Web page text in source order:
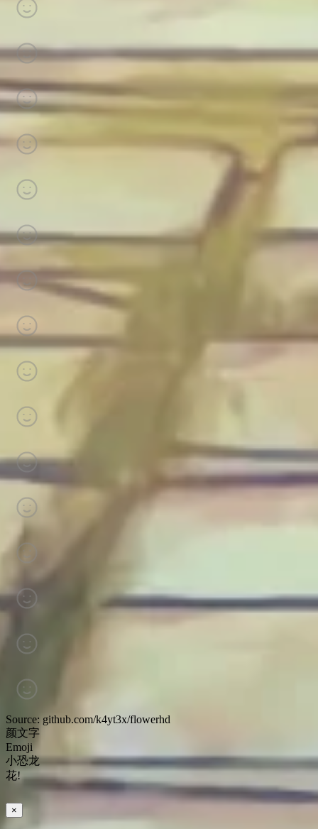
Source: github.com/k4yt3x/flowerhd
颜文字
Emoji
小恐龙
花!
×